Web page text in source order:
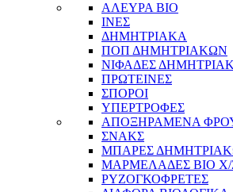
ΑΛΕΥΡΑ BIO
ΙΝΕΣ
ΔΗΜΗΤΡΙΑΚΑ
ΠΟΠ ΔΗΜΗΤΡΙΑΚΩΝ
ΝΙΦΑΔΕΣ
ΠΡΩΤΕΙΝΕΣ
ΣΠΟΡΟΙ
ΥΠΕΡΤΡΟΦΕΣ
ΑΠΟΞΗΡΑΜΕΝΑ
ΣΝΑΚΣ
ΜΠΑΡΕΣ
ΜΑΡΜΕΛΑΔΕΣ BIO Χ/
ΡΥΖΟΓΚΟΦΡΕΤΕΣ